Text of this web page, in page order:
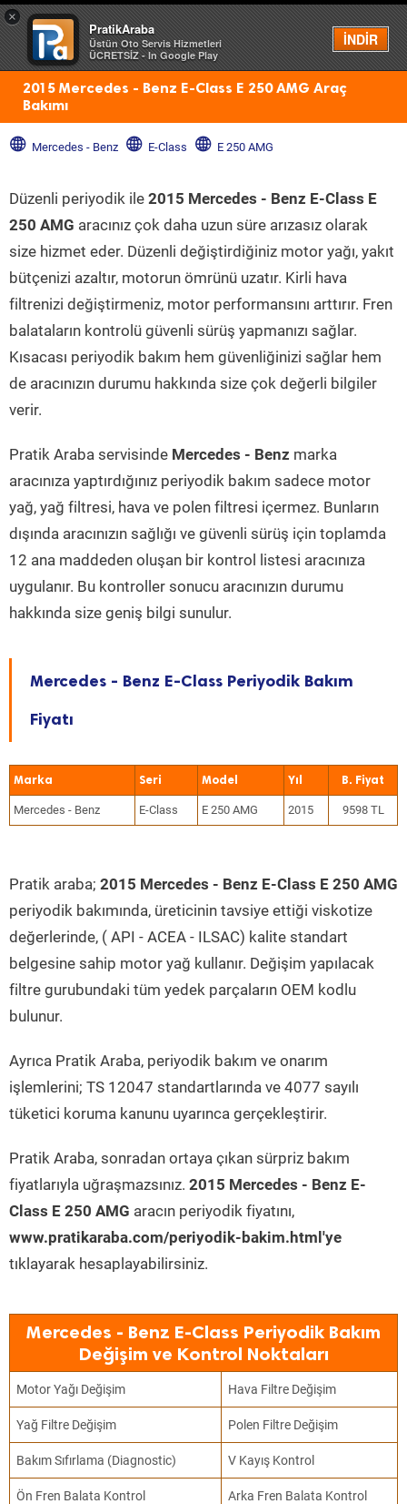
×
PratikAraba
Üstün Oto Servis Hizmetleri
ÜCRETSİZ - In Google Play
İNDİR
Menü
2015 Mercedes - Benz E-Class E 250 AMG Araç
Bakımı
Mercedes - Benz E-Class E 250 AMG
Düzenli periyodik ile 2015 Mercedes - Benz E-Class E
250 AMG aracınız çok daha uzun süre arızasız olarak
size hizmet eder. Düzenli değiştirdiğiniz motor yağı, yakıt
bütçenizi azaltır, motorun ömrünü uzatır. Kirli hava
filtrenizi değiştirmeniz, motor performansını arttırır. Fren
balataların kontrolü güvenli sürüş yapmanızı sağlar.
Kısacası periyodik bakım hem güvenliğinizi sağlar hem
de aracınızın durumu hakkında size çok değerli bilgiler
verir.
Pratik Araba servisinde Mercedes - Benz marka
aracınıza yaptırdığınız periyodik bakım sadece motor
yağ, yağ filtresi, hava ve polen filtresi içermez. Bunların
dışında aracınızın sağlığı ve güvenli sürüş için toplamda
12 ana maddeden oluşan bir kontrol listesi aracınıza
uygulanır. Bu kontroller sonucu aracınızın durumu
hakkında size geniş bilgi sunulur.
Mercedes - Benz E-Class Periyodik Bakım
Fiyatı
Marka Seri Model Yıl
Mercedes - Benz E-Class E 250 AMG 2015 9598 TL
Pratik araba; 2015 Mercedes - Benz E-Class E 250 AMG
periyodik bakımında, üreticinin tavsiye ettiği viskotize
değerlerinde, ( API - ACEA - ILSAC) kalite standart
belgesine sahip motor yağ kullanır. Değişim yapılacak
filtre gurubundaki tüm yedek parçaların OEM kodlu
bulunur.
Ayrıca Pratik Araba, periyodik bakım ve onarım
işlemlerini; TS 12047 standartlarında ve 4077 sayılı
tüketici koruma kanunu uyarınca gerçekleştirir.
Pratik Araba, sonradan ortaya çıkan sürpriz bakım
fiyatlarıyla uğraşmazsınız. 2015 Mercedes - Benz E-
Class E 250 AMG aracın periyodik fiyatını,
www.pratikaraba.com/periyodik-bakim.html'ye
tıklayarak hesaplayabilirsiniz.
Mercedes - Benz E-Class Periyodik Bakım
Değişim ve Kontrol Noktaları
Motor Yağı Değişim Hava Filtre Değişim
Yağ Filtre Değişim Polen Filtre Değişim
Bakım Sıfırlama (Diagnostic) V Kayış Kontrol
Ön Fren Balata Kontrol Arka Fren Balata Kontrol